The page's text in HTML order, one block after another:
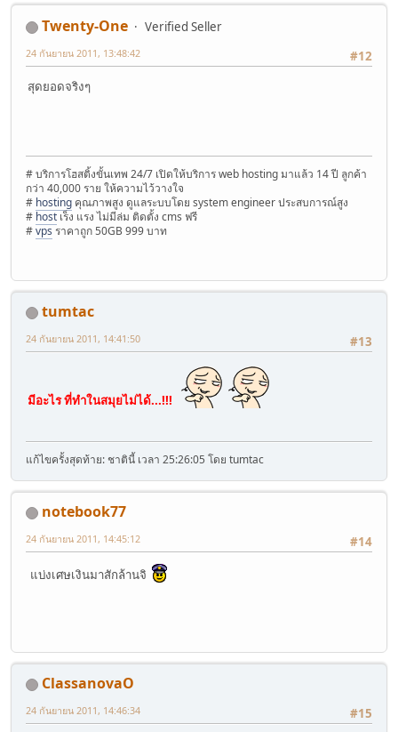
Twenty-One
Verified Seller
#12
24 กันยายน 2011, 13:48:42
สุดยอดจริงๆ
# บริการโฮสติ้งขั้นเทพ 24/7 เปิดให้บริการ web hosting มาแล้ว 14 ปี ลูกค้า
กว่า 40,000 ราย ให้ความไว้วางใจ
# hosting คุณภาพสูง ดูแลระบบโดย system engineer ประสบการณ์สูง
# host เร็ง แรง ไม่มีล่ม ติดตั้ง cms ฟรี
#vps ราคาถูก 50GB 999 บาท
tumtac
#13
24 กันยายน 2011, 14:41:50
มีอะไร ที่ทำในสมุยไม่ได้...!!!
แก้ไขครั้งสุดท้าย: ชาตินี้ เวลา 25:26:05 โดย tumtac
notebook77
#14
24 กันยายน 2011, 14:45:12
แบ่งเศษเงินมาสักล้านจิ
ClassanovaO
#15
24 กันยายน 2011, 14:46:34